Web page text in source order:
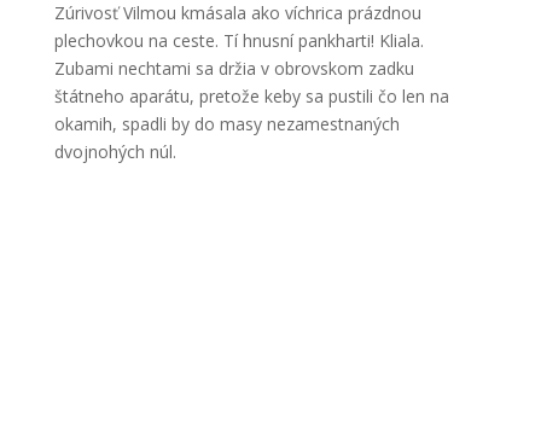
Zúrivosť Vilmou kmásala ako víchrica prázdnou
plechovkou na ceste. Tí hnusní pankharti! Kliala.
Zubami nechtami sa držia v obrovskom zadku
štátneho aparátu, pretože keby sa pustili čo len na
okamih, spadli by do masy nezamestnaných
dvojnohých núl.